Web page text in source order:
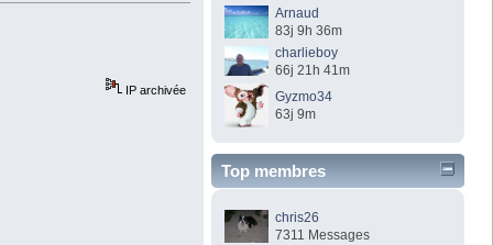
IP archivée
Arnaud
83j 9h 36m
charlieboy
66j 21h 41m
Gyzmo34
63j 9m
Top membres
chris26
7311 Messages